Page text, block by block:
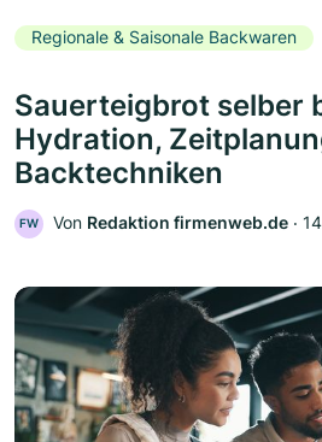
Regionale & Saisonale Backwaren
Sauerteigbrot selber
Hydration,
Backtechniken
FW Von Redaktion firmenweb.de ‧